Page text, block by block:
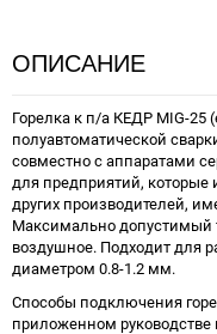
ОПИСАНИЕ
Горелка к п/а КЕДР MIG-25
полуавтоматической
совместно с аппаратами
для предприятий, которые
других производителей,
Максимально допустимый
воздушное. Подходит для
диаметром 0.8-1.2 мм.
Способы подключения
приложенном руководстве